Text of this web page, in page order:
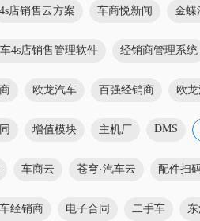
4s店销售云方案 车商悦新闻 金蝶
4s店销售管理软件 经销商管理系统
欧龙汽车 百强经销商 欧
增值模块 主机厂 DMS
车商云 苍穹·汽车云 配件扫
经销商 电子合同 二手车